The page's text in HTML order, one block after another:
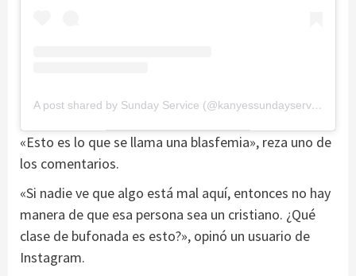
A post shared by Sunday Service (@kanyessundayservices)
«Esto es lo que se llama una blasfemia», reza uno de
los comentarios.
«Si nadie ve que algo está mal aquí, entonces no hay
manera de que esa persona sea un cristiano. ¿Qué
clase de bufonada es esto?», opinó un usuario de
Instagram.